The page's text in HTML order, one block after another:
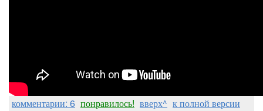
комментарии: 6 понравилось! вверх^ к полной версии